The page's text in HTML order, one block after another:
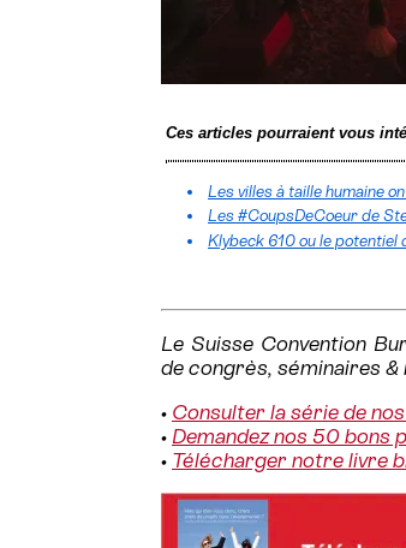
Ces articles pourraient vous
Les villes à taille humaine
Les #CoupsDeCoeur de
Klybeck 610 ou le potentiel
Le Suisse Convention
de congrès, séminaires &
• Consulter la série de
• Demandez nos 50 bons
• Télécharger notre livre